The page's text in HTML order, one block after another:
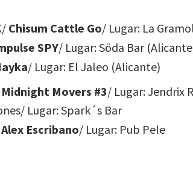
Chisum Cattle Go/ Lugar: La
SPY/ Lugar: Söda Bar
/ Lugar: El Jaleo (Alicante)
Midnight Movers #3/ Lugar: Jendrix
Lugar: Spark´s Bar
Alex Escribano/ Lugar: Pub Pele